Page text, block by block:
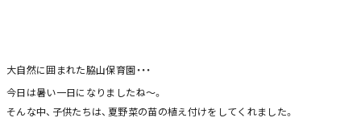
大自然に囲まれた脇山保育園・・・
今日は暑い一日になりましたね～。
そんな中、子供たちは、夏野菜の苗の植え付けをしてくれました。